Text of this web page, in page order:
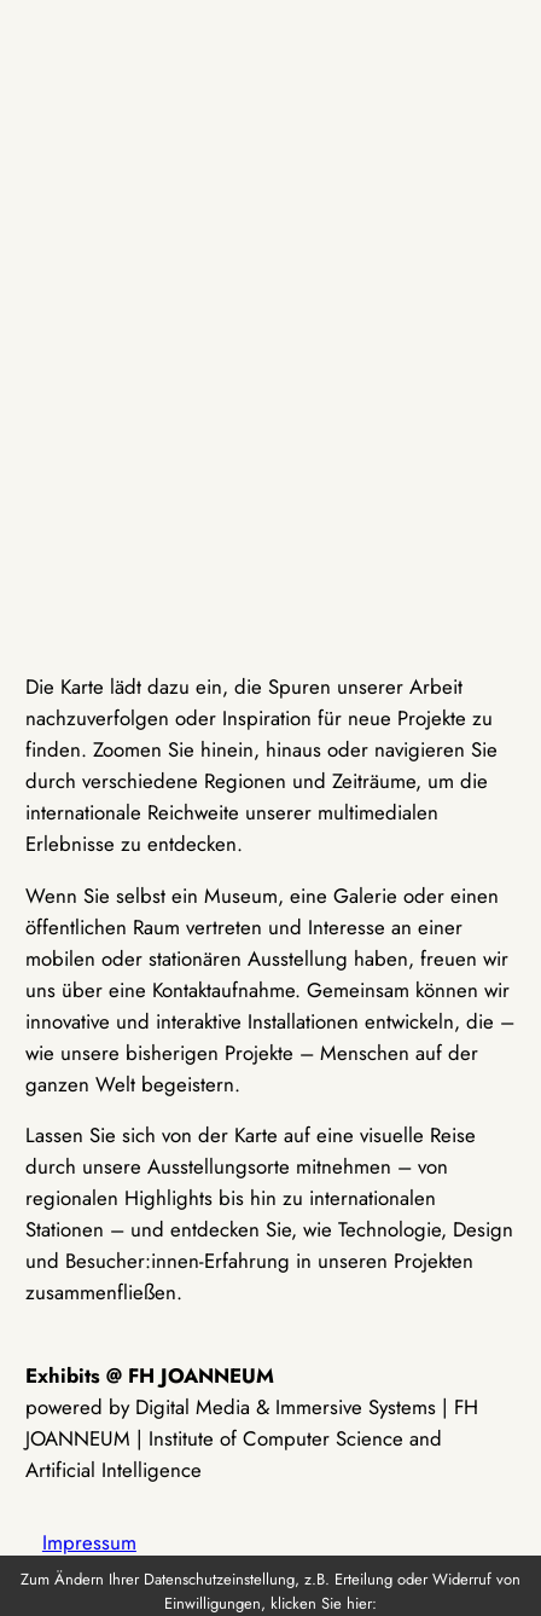
Die Karte lädt dazu ein, die Spuren unserer Arbeit
nachzuverfolgen oder Inspiration für neue Projekte zu
finden. Zoomen Sie hinein, hinaus oder navigieren Sie
durch verschiedene Regionen und Zeiträume, um die
internationale Reichweite unserer multimedialen
Erlebnisse zu entdecken.
Wenn Sie selbst ein Museum, eine Galerie oder einen
öffentlichen Raum vertreten und Interesse an einer
mobilen oder stationären Ausstellung haben, freuen wir
uns über eine Kontaktaufnahme. Gemeinsam können wir
innovative und interaktive Installationen entwickeln, die –
wie unsere bisherigen Projekte – Menschen auf der
ganzen Welt begeistern.
Lassen Sie sich von der Karte auf eine visuelle Reise
durch unsere Ausstellungsorte mitnehmen – von
regionalen Highlights bis hin zu internationalen
Stationen – und entdecken Sie, wie Technologie, Design
und Besucher:innen-Erfahrung in unseren Projekten
zusammenfließen.
Exhibits @ FH JOANNEUM
powered by Digital Media & Immersive Systems | FH
JOANNEUM | Institute of Computer Science and
Artificial Intelligence
Impressum
Zum Ändern Ihrer Datenschutzeinstellung, z.B. Erteilung oder Widerruf von
Einwilligungen, klicken Sie hier: